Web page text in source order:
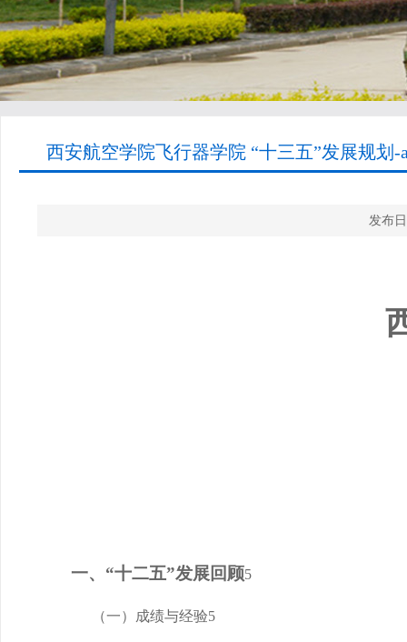
西安航空学院飞行器学院 “十三五”发展规划-
发布
一、“十二五”发展回顾5
（一）成绩与经验5